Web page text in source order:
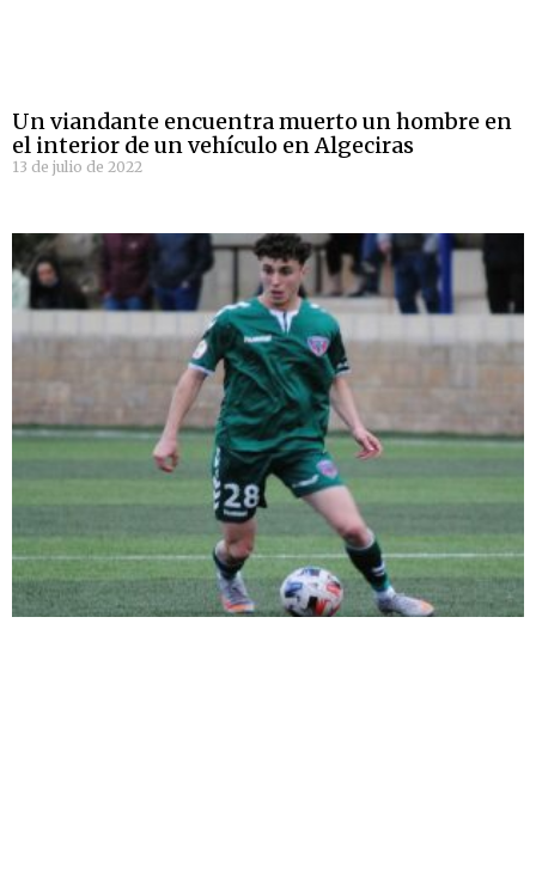
Un viandante encuentra muerto un hombre en
el interior de un vehículo en Algeciras
13 de julio de 2022